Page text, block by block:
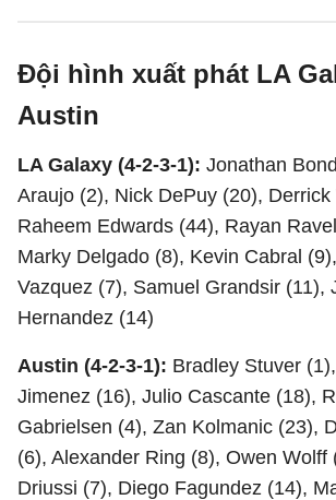
Đội hình xuất phát LA
Austin
LA Galaxy (4-2-3-1): Jonathan
Araujo (2), Nick DePuy (20), Derrick
Raheem Edwards (44), Rayan
Marky Delgado (8), Kevin Cabral
Vazquez (7), Samuel Grandsir (11),
Hernandez (14)
Austin (4-2-3-1): Bradley Stuver
Jimenez (16), Julio Cascante (18),
Gabrielsen (4), Zan Kolmanic (23),
(6), Alexander Ring (8), Owen Wolff
Driussi (7), Diego Fagundez (14),